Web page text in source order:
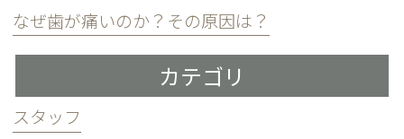
なぜ歯が痛いのか？その原因は？
カテゴリ
スタッフ